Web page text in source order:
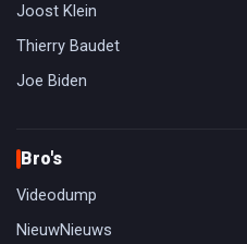
Joost Klein
Thierry Baudet
Joe Biden
Bro's
Videodump
NieuwNieuws